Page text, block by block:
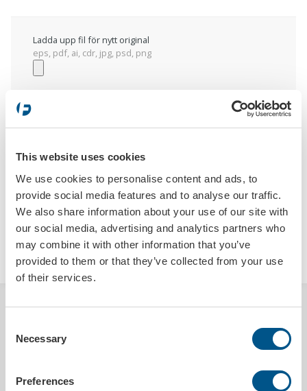
This website uses cookies
We use cookies to personalise content and ads, to
provide social media features and to analyse our traffic.
We also share information about your use of our site with
our social media, advertising and analytics partners who
may combine it with other information that you’ve
provided to them or that they’ve collected from your use
of their services.
Selection
Necessary
Preferences
Ladda upp fil för nytt original
eps, pdf, ai, cdr, jpg, psd, png
LÄGG I VARUKORGEN
Gedigen och stabil penna i plast med ett mycket flexibelt metallclips
unikt formade clipset underlättar när pennan gjort sitt jobb och åter
ska ner i fickan.